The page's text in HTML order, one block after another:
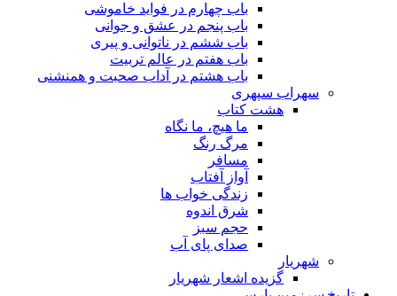
باب چهارم در فواید خاموشى
باب پنجم در عشق و جوانى
باب ششم در ناتوانى و پیرى
باب هفتم در عالم تربیت
باب هشتم در آداب صحبت و همنشنى
سهراب سپهری
هشت کتاب
ما هیچ، ما نگاه
مرگ رنگ
مسافر
آواز آفتاب
زندگی خواب ها
شرق اندوه
حجم سبز
صدای پای آب
شهریار
گزیده اشعار شهریار